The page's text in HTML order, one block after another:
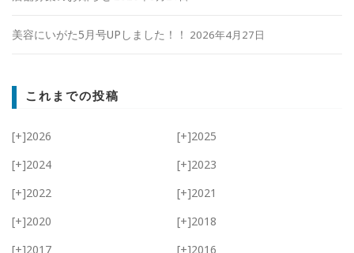
美容にいがた5月号UPしました！！ 2026年4月27日
これまでの投稿
[+]2026 [+]2025
[+]2024 [+]2023
[+]2022 [+]2021
[+]2020 [+]2018
[+]2017 [+]2016